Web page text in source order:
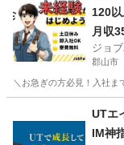
120
月収
ジョ
郡山市
＼お急ぎの方必見！入社
UTエ
IM神